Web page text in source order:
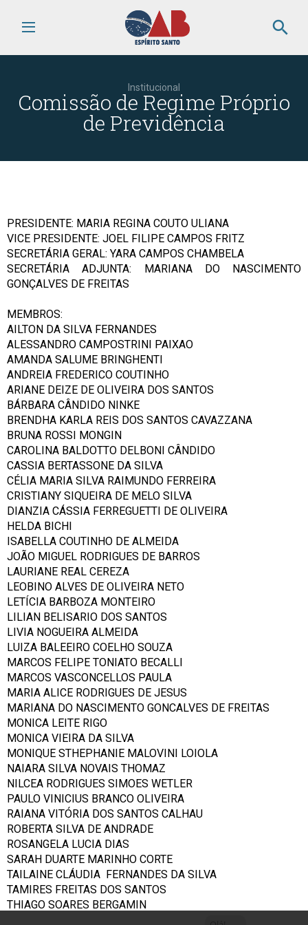
search
Institucional
Comissão de Regime Próprio
de Previdência
PRESIDENTE: MARIA REGINA COUTO ULIANA
VICE PRESIDENTE: JOEL FILIPE CAMPOS FRITZ
SECRETÁRIA GERAL: YARA CAMPOS CHAMBELA
SECRETÁRIA ADJUNTA: MARIANA DO NASCIMENTO
GONÇALVES DE FREITAS
MEMBROS:
AILTON DA SILVA FERNANDES
ALESSANDRO CAMPOSTRINI PAIXAO
AMANDA SALUME BRINGHENTI
ANDREIA FREDERICO COUTINHO
ARIANE DEIZE DE OLIVEIRA DOS SANTOS
BÁRBARA CÂNDIDO NINKE
BRENDHA KARLA REIS DOS SANTOS CAVAZZANA
BRUNA ROSSI MONGIN
CAROLINA BALDOTTO DELBONI CÂNDIDO
CASSIA BERTASSONE DA SILVA
CÉLIA MARIA SILVA RAIMUNDO FERREIRA
CRISTIANY SIQUEIRA DE MELO SILVA
DIANZIA CÁSSIA FERREGUETTI DE OLIVEIRA
HELDA BICHI
ISABELLA COUTINHO DE ALMEIDA
JOÃO MIGUEL RODRIGUES DE BARROS
LAURIANE REAL CEREZA
LEOBINO ALVES DE OLIVEIRA NETO
LETÍCIA BARBOZA MONTEIRO
LILIAN BELISARIO DOS SANTOS
LIVIA NOGUEIRA ALMEIDA
LUIZA BALEEIRO COELHO SOUZA
MARCOS FELIPE TONIATO BECALLI
MARCOS VASCONCELLOS PAULA
MARIA ALICE RODRIGUES DE JESUS
MARIANA DO NASCIMENTO GONCALVES DE FREITAS
MONICA LEITE RIGO
MONICA VIEIRA DA SILVA
MONIQUE STHEPHANIE MALOVINI LOIOLA
NAIARA SILVA NOVAIS THOMAZ
NILCEA RODRIGUES SIMOES WETLER
PAULO VINICIUS BRANCO OLIVEIRA
RAIANA VITÓRIA DOS SANTOS CALHAU
ROBERTA SILVA DE ANDRADE
ROSANGELA LUCIA DIAS
SARAH DUARTE MARINHO CORTE
TAILAINE CLÁUDIA FERNANDES DA SILVA
TAMIRES FREITAS DOS SANTOS
THIAGO SOARES BERGAMIN